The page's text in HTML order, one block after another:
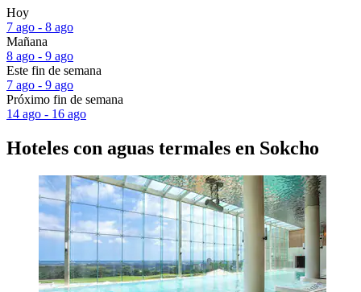
Hoy
7 ago - 8 ago
Mañana
8 ago - 9 ago
Este fin de semana
7 ago - 9 ago
Próximo fin de semana
14 ago - 16 ago
Hoteles con aguas termales en Sokcho